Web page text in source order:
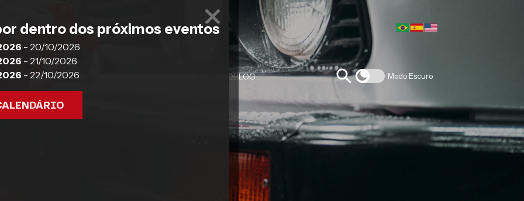
dentro dos próximos eventos
- 20/10/2026
- 21/10/2026
- 22/10/2026
SOBRE A H-7PRODUTOS FAQBLOG Modo Escuro